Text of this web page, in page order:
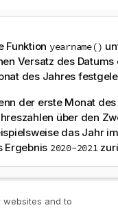
Funktion yearname()
Versatz des
des Jahres
der erste Monat
über den
das Jahr
Ergebnis 2020-2021
der Funktion
and to